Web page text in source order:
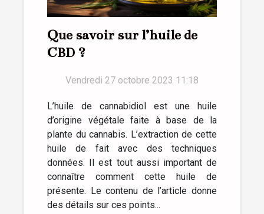
Que savoir sur l’huile de
CBD ?
Vendredi 27 octobre 2023 11:18
L’huile de cannabidiol est une huile
d’origine végétale faite à base de la
plante du cannabis. L’extraction de cette
huile de fait avec des techniques
données. Il est tout aussi important de
connaître comment cette huile de
présente. Le contenu de l’article donne
des détails sur ces points...